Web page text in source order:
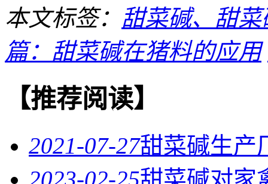
本文标签： 甜菜碱、甜
篇：甜菜碱在猪料的应用
【推荐阅读】
2021-07-27甜菜碱生产